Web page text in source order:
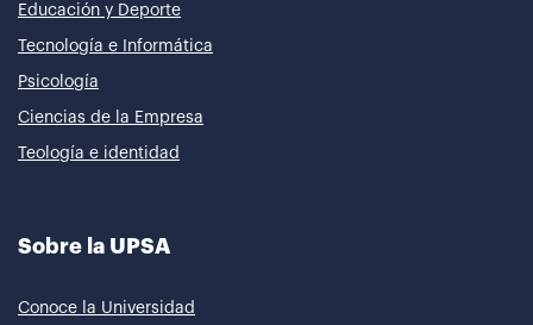
Educación y Deporte
Tecnología e Informática
Psicología
Ciencias de la Empresa
Teología e identidad
Sobre la UPSA
Conoce la Universidad